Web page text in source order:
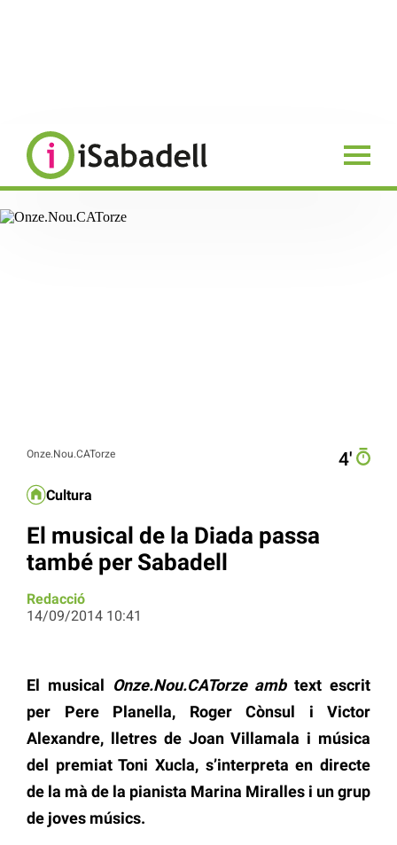
Onze.Nou.CATorze 4′
Cultura
El musical de la Diada passa
Redacció
14/09/2014 10:41
El musical Onze.Nou.CATorze ambtext escrit
per Pere Planella, Roger Cònsul i Victor
Alexandre, lletres de Joan Villamala i música
del premiat Toni Xucla, s’interpreta en directe
de la mà de la pianista Marina Miralles i un grup
de joves músics.